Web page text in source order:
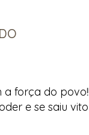
a força do
e se saiu